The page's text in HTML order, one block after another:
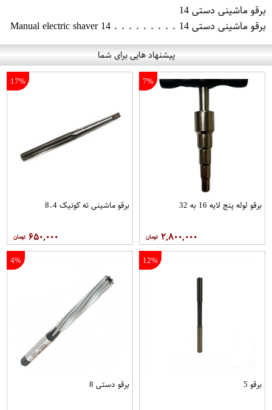
برقو ماشینی دستی 14
برقو ماشینی دستی 14 . . . . . . . . . Manual electric shaver 14
پیشنهاد هایی برای شما
7%
برقو لوله پنج لایه 16 به 32
۲,۸۰۰,۰۰۰
17%
برقو ماشینی ته کونیک 8.4
۶۵۰,۰۰۰
12%
برقو 5
4%
برقو دستی 8